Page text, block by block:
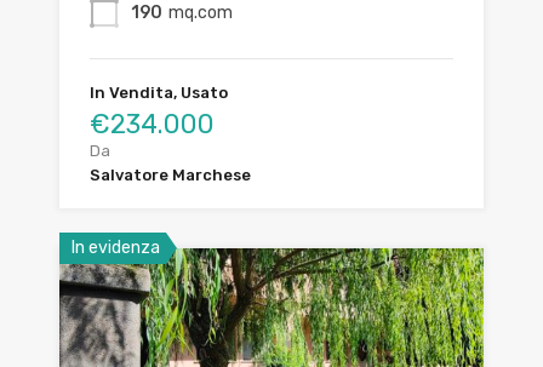
190 mq.com
In Vendita, Usato
€234.000
Da
Salvatore Marchese
In evidenza